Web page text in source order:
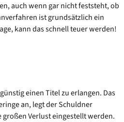
auch wenn gar nicht feststeht, ob
ist grundsätzlich ein
kann das schnell teuer werden!
einen Titel zu erlangen. Das
an, legt der Schuldner
Verlust eingestellt werden.